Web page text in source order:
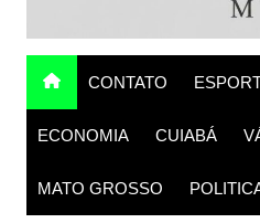
CONTATO
ECONOMIA CUIABÁ
MATO GROSSO